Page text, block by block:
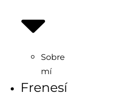
Sobre
mí
Frenesí